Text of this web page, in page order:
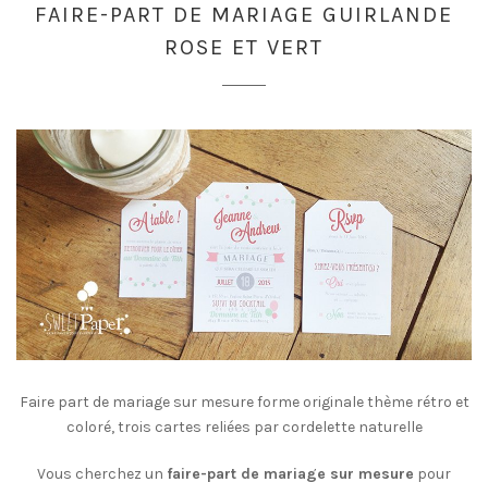
FAIRE-PART DE MARIAGE GUIRLANDE
ROSE ET VERT
Faire part de mariage sur mesure forme originale thème rétro et
coloré, trois cartes reliées par cordelette naturelle
Vous cherchez un faire-part de mariage sur mesure pour